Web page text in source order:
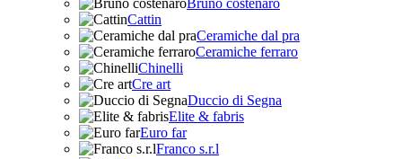
Bruno costenaro
Cattin
Ceramiche dal pra
Ceramiche ferraro
Chinelli
Cre art
Duccio di Segna
Elite & fabris
Euro far
Franco s.r.l